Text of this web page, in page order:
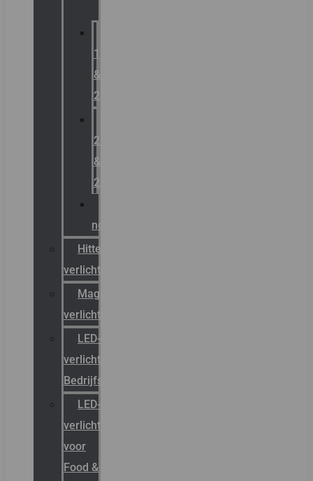
1
&
2
21
&
22
noodverlichting
Hittebestendige
verlichting
Magazijn
verlichting
LED-
verlichting
Bedrijfshal
LED-
verlichting
voor
Food &